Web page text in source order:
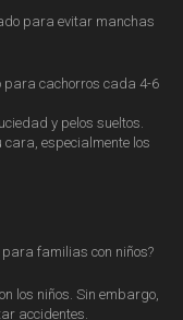
para evitar manchas
para cachorros cada 4-6
y pelos sueltos.
especialmente los
familias con niños?
los niños. Sin embargo,
accidentes.